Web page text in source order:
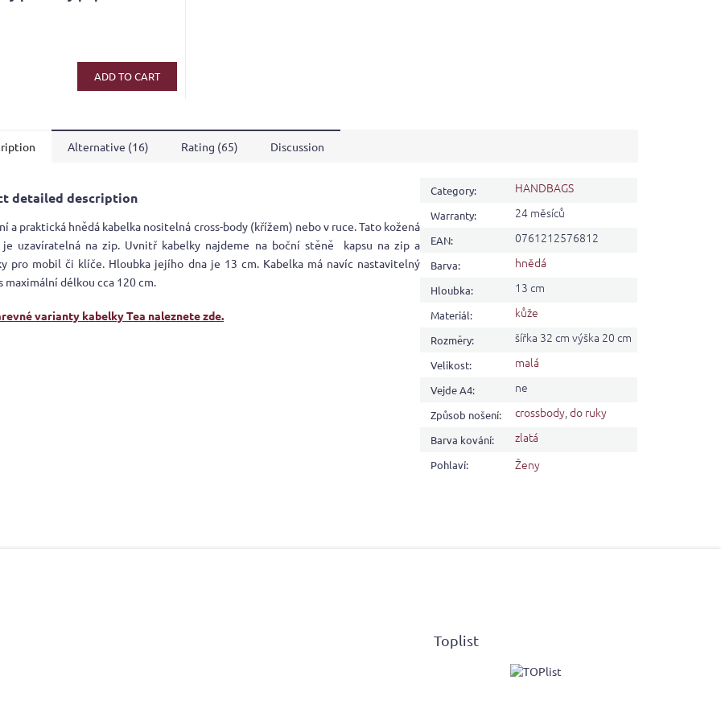
ADD TO CART
Alternative (16) Rating (65) Discussion
detailed description
a praktická hnědá kabelka nositelná cross-body (křížem) nebo v ruce. Tato kožená
je uzavíratelná na zip. Uvnitř kabelky najdeme na boční stěně kapsu na zip a
pro mobil či klíče. Hloubka jejího dna je 13 cm. Kabelka má navíc nastavitelný
maximální délkou cca 120 cm.
varianty kabelky Tea naleznete zde.
Category: HANDBAGS
Warranty: 24 měsíců
EAN: 0761212576812
Barva: hnědá
Hloubka: 13 cm
Materiál: kůže
Rozměry: šířka 32 cm výška 20 cm
Velikost: malá
Vejde A4: ne
Způsob nošení: crossbody,do ruky
Barva kování: zlatá
Pohlaví: Ženy
Toplist